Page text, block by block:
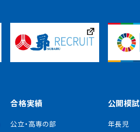
合格実績
公立・高専の部
公開模試
年長児